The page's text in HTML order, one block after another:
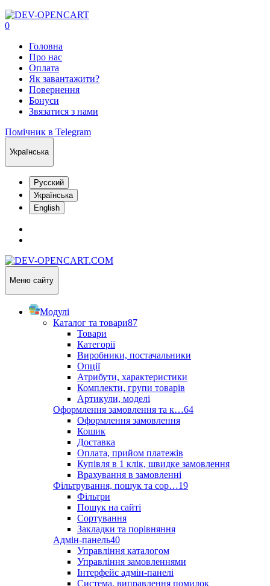
0
Головна
Про нас
Оплата
Як завантажити?
Повернення
Бонуси
Звязатися з нами
Помічник в Telegram
Українська
Русский
Українська
English
Меню сайту
Модулі
Каталог та товари87
Товари
Категорії
Виробники, постачальники
Опції
Атрибути, характеристики
Комплекти, групи товарів
Артикули, моделі
Оформлення замовлення та к…64
Оформлення замовлення
Кошик
Доставка
Оплата, прийом платежів
Купівля в 1 клік, швидке замовлення
Врахування в замовленні
Фільтрування, пошук та сор…19
Фільтри
Пошук на сайті
Сортування
Закладки та порівняння
Адмін-панель40
Управління каталогом
Управління замовленнями
Інтерфейс адмін-панелі
Система, виправлення помилок